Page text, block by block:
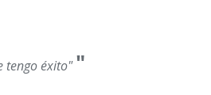
tengo éxito" "